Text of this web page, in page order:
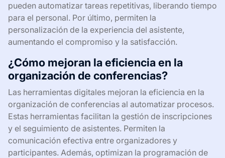
pueden automatizar tareas repetitivas, liberando tiempo
para el personal. Por último, permiten la
personalización de la experiencia del asistente,
aumentando el compromiso y la satisfacción.
¿Cómo mejoran la eficiencia en la
organización de conferencias?
Las herramientas digitales mejoran la eficiencia en la
organización de conferencias al automatizar procesos.
Estas herramientas facilitan la gestión de inscripciones
y el seguimiento de asistentes. Permiten la
comunicación efectiva entre organizadores y
participantes. Además, optimizan la programación de